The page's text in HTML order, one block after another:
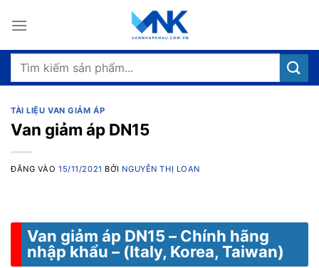
qua
dung
Tìm
TÀI LIỆU VAN GIẢM ÁP
Van giảm áp DN15
ĐĂNG VÀO15/11/2021 BỞI NGUYỄN THỊ LOAN
Van giảm áp DN15 – Chính hãng
nhập khẩu – (Italy, Korea, Taiwan)